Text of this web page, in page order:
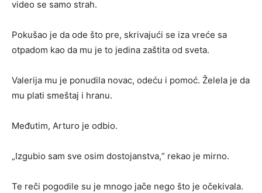
video se samo strah.
Pokušao je da ode što pre, skrivajući se iza vreće sa
otpadom kao da mu je to jedina zaštita od sveta.
Valerija mu je ponudila novac, odeću i pomoć. Želela je da
mu plati smeštaj i hranu.
Međutim, Arturo je odbio.
„Izgubio sam sve osim dostojanstva,“ rekao je mirno.
Te reči pogodile su je mnogo jače nego što je očekivala.